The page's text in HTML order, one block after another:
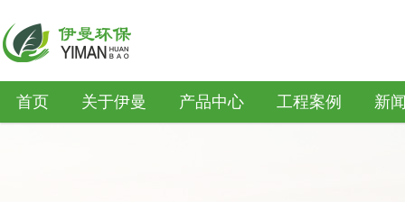
首页 关于伊曼 产品中心 工程案例 新